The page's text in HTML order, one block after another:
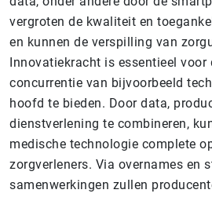
vergroten de kwaliteit en
en kunnen de verspilling van
Innovatiekracht is essentieel voor
concurrentie van bijvoorbeeld
hoofd te bieden. Door data,
dienstverlening te combineren,
medische technologie complete
zorgverleners. Via overnames en
samenwerkingen zullen